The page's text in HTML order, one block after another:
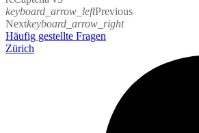
keyboard_arrow_leftPrevious
Nextkeyboard_arrow_right
Häufig gestellte Fragen
Zürich